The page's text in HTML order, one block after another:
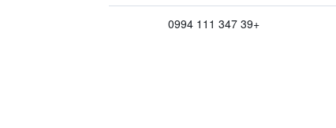
+39 347 111 0994